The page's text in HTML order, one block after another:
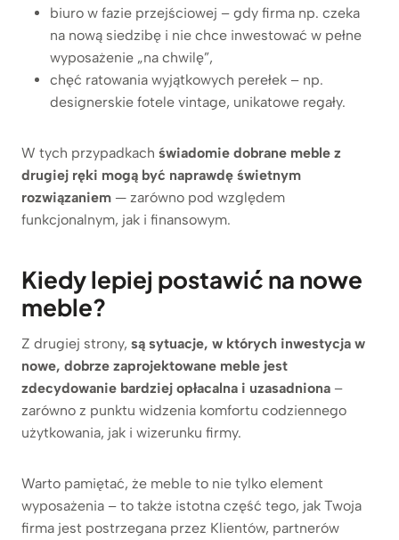
biuro w fazie przejściowej – gdy firma np. czeka
na nową siedzibę i nie chce inwestować w pełne
wyposażenie „na chwilę”,
chęć ratowania wyjątkowych perełek – np.
designerskie fotele vintage, unikatowe regały.
W tych przypadkach świadomie dobrane meble z
drugiej ręki mogą być naprawdę świetnym
rozwiązaniem — zarówno pod względem
funkcjonalnym, jak i finansowym.
Kiedy lepiej postawić na nowe
meble?
Z drugiej strony, są sytuacje, w których inwestycja w
nowe, dobrze zaprojektowane meble jest
zdecydowanie bardziej opłacalna i uzasadniona –
zarówno z punktu widzenia komfortu codziennego
użytkowania, jak i wizerunku firmy.
Warto pamiętać, że meble to nie tylko element
wyposażenia – to także istotna część tego, jak Twoja
firma jest postrzegana przez Klientów, partnerów